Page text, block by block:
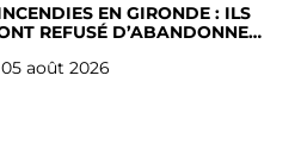
EN GIRONDE : ILS
REFUSÉ D’ABANDONNER
05 août 2026